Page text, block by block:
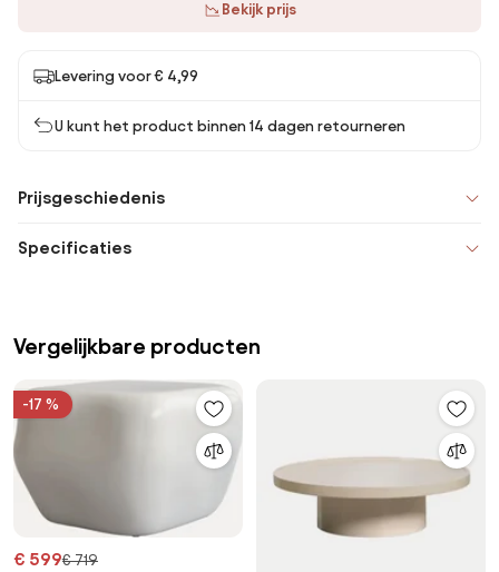
Bekijk prijs
Levering voor € 4,99
U kunt het product binnen 14 dagen retourneren
Prijsgeschiedenis
Specificaties
Vergelijkbare producten
-17 %
€ 599€ 719